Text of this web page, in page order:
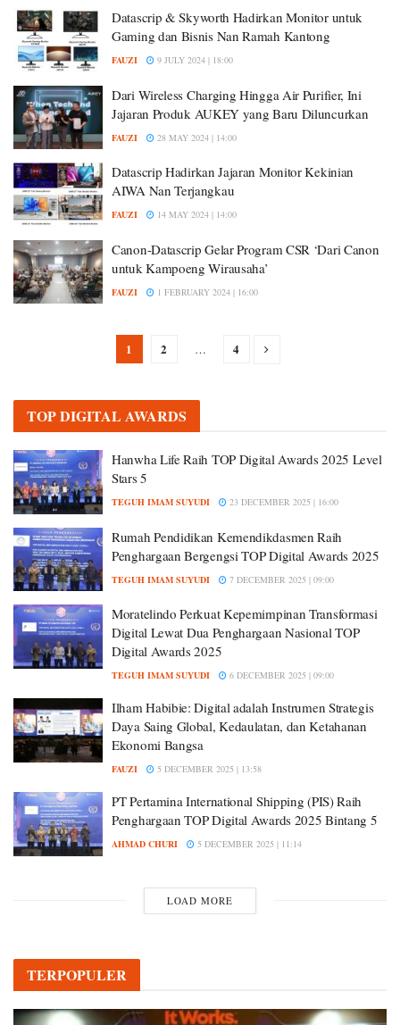
Datascrip & Skyworth Hadirkan Monitor untuk
Gaming dan Bisnis Nan Ramah Kantong
FAUZI 9 JULY 2024 | 18:00
Dari Wireless Charging Hingga Air Purifier, Ini
Jajaran Produk AUKEY yang Baru Diluncurkan
FAUZI 28 MAY 2024 | 14:00
Datascrip Hadirkan Jajaran Monitor Kekinian
AIWA Nan Terjangkau
FAUZI 14 MAY 2024 | 14:00
Canon-Datascrip Gelar Program CSR ‘Dari Canon
untuk Kampoeng Wirausaha’
FAUZI 1 FEBRUARY 2024 | 16:00
1 2 … 4
TOP DIGITAL AWARDS
Hanwha Life Raih TOP Digital Awards 2025 Level
Stars 5
TEGUH IMAM SUYUDI 23 DECEMBER 2025 | 16:00
Rumah Pendidikan Kemendikdasmen Raih
Penghargaan Bergengsi TOP Digital Awards 2025
TEGUH IMAM SUYUDI 7 DECEMBER 2025 | 09:00
Moratelindo Perkuat Kepemimpinan Transformasi
Digital Lewat Dua Penghargaan Nasional TOP
Digital Awards 2025
TEGUH IMAM SUYUDI 6 DECEMBER 2025 | 09:00
Ilham Habibie: Digital adalah Instrumen Strategis
Daya Saing Global, Kedaulatan, dan Ketahanan
Ekonomi Bangsa
FAUZI 5 DECEMBER 2025 | 13:58
PT Pertamina International Shipping (PIS) Raih
Penghargaan TOP Digital Awards 2025 Bintang 5
AHMAD CHURI 5 DECEMBER 2025 | 11:14
LOAD MORE
TERPOPULER